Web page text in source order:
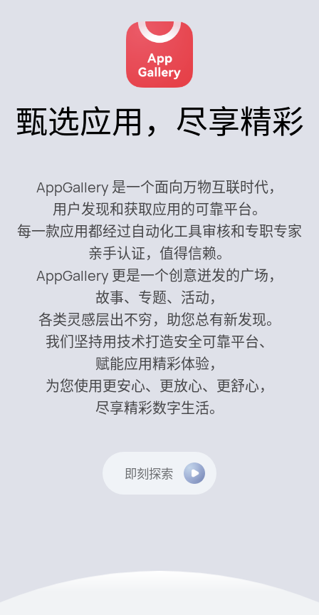
甄选应用，尽享精彩
AppGallery 是一个面向万物互联时代，
用户发现和获取应用的可靠平台。
每一款应用都经过自动化工具审核和专职专家
亲手认证，值得信赖。
AppGallery 更是一个创意迸发的广场，
故事、专题、活动，
各类灵感层出不穷，助您总有新发现。
我们坚持用技术打造安全可靠平台、
赋能应用精彩体验，
为您使用更安心、更放心、更舒心，
尽享精彩数字生活。
即刻探索